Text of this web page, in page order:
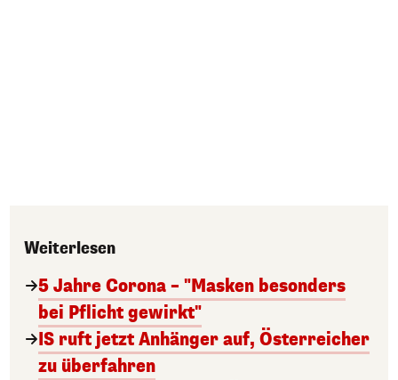
Weiterlesen
5 Jahre Corona – "Masken besonders
bei Pflicht gewirkt"
IS ruft jetzt Anhänger auf, Österreicher
zu überfahren